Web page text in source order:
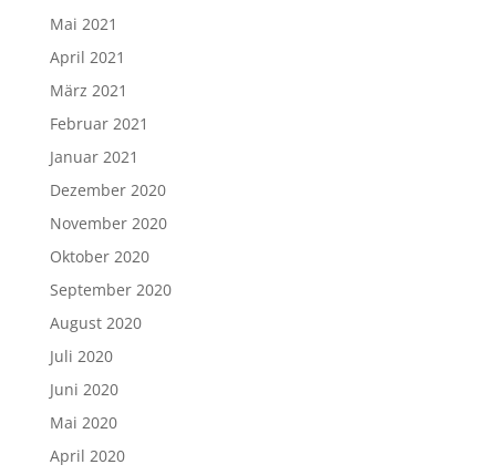
Mai 2021
April 2021
März 2021
Februar 2021
Januar 2021
Dezember 2020
November 2020
Oktober 2020
September 2020
August 2020
Juli 2020
Juni 2020
Mai 2020
April 2020